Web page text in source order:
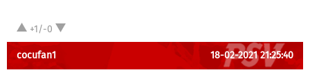
+1/-0
cocufan1 18-02-2021 21:25:40